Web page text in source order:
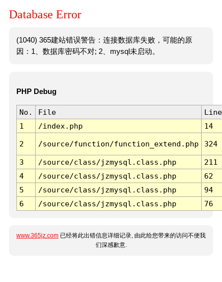
Database Error
(1040) 365建站错误警告：连接数据库失败，可能的原
因：1、数据库密码不对; 2、mysql未启动。
PHP Debug
No. File
Line
1
/index.php 14
2 /source/function/function_extend.php 324
3 /source/class/jzmysql.class.php
211
4
/source/class/jzmysql.class.php
62
5
/source/class/jzmysql.class.php
94
6
/source/class/jzmysql.class.php 76
www.365jz.com 已经将此出错信息详细记录, 由此给您带来的访问不便我
们深感歉意.